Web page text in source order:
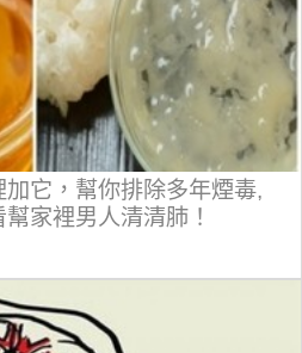
它，幫你排除多年煙毒,
家裡男人清清肺！